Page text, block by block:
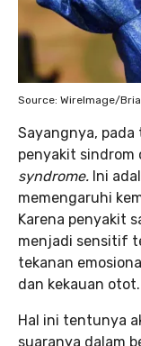
Source: WireImage/
Sayangnya,
penyakit sindrom
syndrome. Ini
memengaruhi
Karena penyakit
menjadi sensitif
tekanan
dan kekauan otot.
Hal ini tentunya
suaranya dalam